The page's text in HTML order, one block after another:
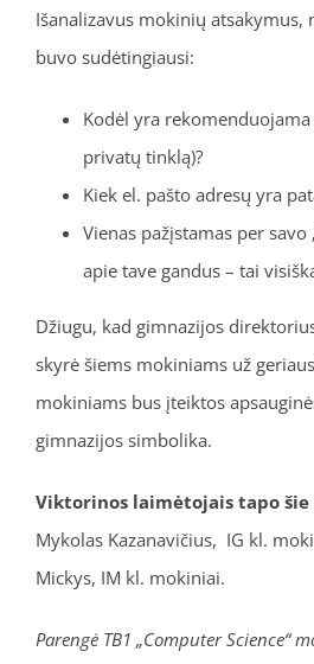
Išanalizavus mokinių atsakymus,
buvo sudėtingiausi:
Kodėl yra
privatų tinklą)?
Kiek el. pašto adresų yra
Vienas pažįstamas per savo
apie tave gandus – tai
Džiugu, kad gimnazijos
skyrė šiems mokiniams už
mokiniams bus įteiktos
gimnazijos simbolika.
Viktorinos laimėtojais tapo
Mykolas Kazanavičius, IG kl.
Mickys, IM kl. mokiniai.
Parengė TB1 „Computer Science“